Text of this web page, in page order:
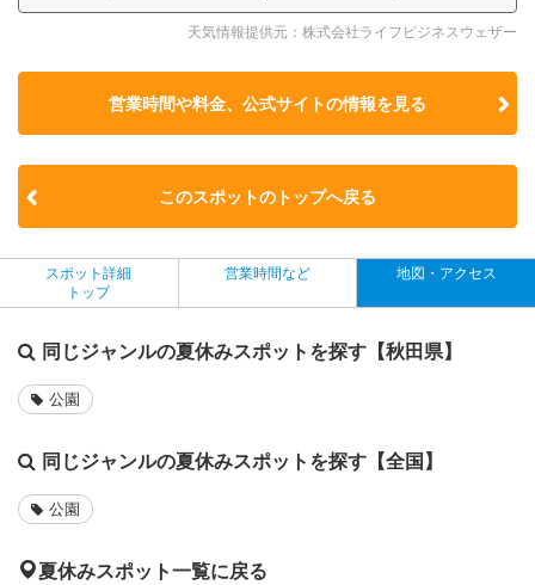
天気情報提供元：株式会社ライフビジネスウェザー
営業時間や料金、公式サイトの情報を見る
このスポットのトップへ戻る
スポット詳細
トップ
営業時間など 地図・アクセス
同じジャンルの夏休みスポットを探す【秋田県】
公園
同じジャンルの夏休みスポットを探す【全国】
公園
夏休みスポット一覧に戻る